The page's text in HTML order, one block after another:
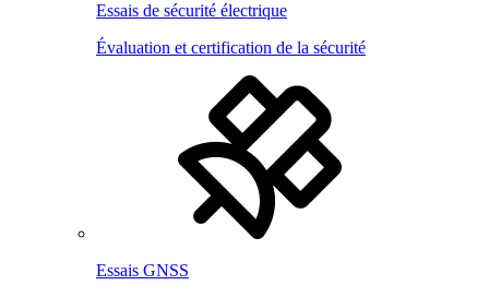
Essais de sécurité électrique
Évaluation et certification de la sécurité
Essais GNSS